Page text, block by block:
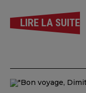
LIRE LA SUITE